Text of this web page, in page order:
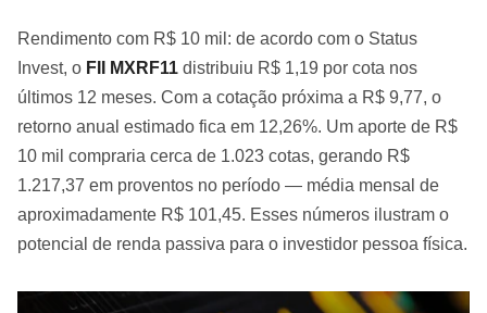
Rendimento com R$ 10 mil: de acordo com o Status
Invest, o FII MXRF11 distribuiu R$ 1,19 por cota nos
últimos 12 meses. Com a cotação próxima a R$ 9,77, o
retorno anual estimado fica em 12,26%. Um aporte de R$
10 mil compraria cerca de 1.023 cotas, gerando R$
1.217,37 em proventos no período — média mensal de
aproximadamente R$ 101,45. Esses números ilustram o
potencial de renda passiva para o investidor pessoa física.